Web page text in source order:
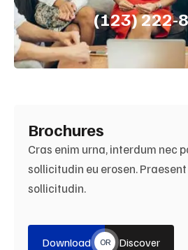
(123) 222-
Brochures
Cras enim urna, interdum nec
sollicitudin eu erosen.
sollicitudin.
Download OR Discover